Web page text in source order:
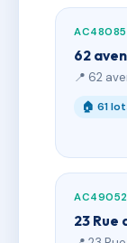
62
📍 62
🏠 61
23 Rue